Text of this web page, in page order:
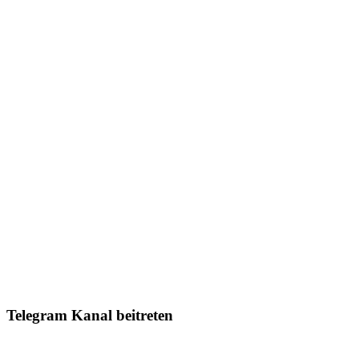
Telegram Kanal beitreten